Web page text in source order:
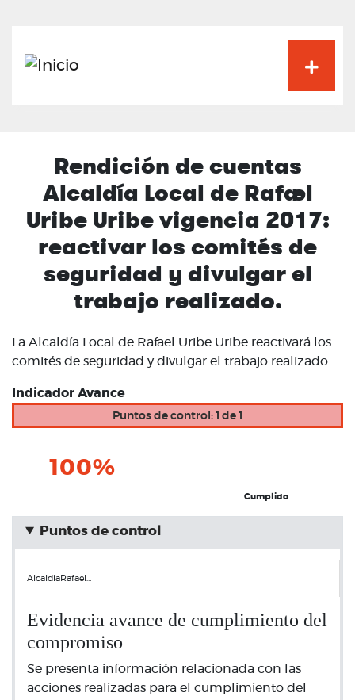
Rendición de cuentas
Alcaldía Local de Rafael
Uribe Uribe vigencia 2017:
reactivar los comités de
seguridad y divulgar el
trabajo realizado.
La Alcaldía Local de Rafael Uribe Uribe reactivará los
comités de seguridad y divulgar el trabajo realizado.
Indicador Avance
Puntos de control: 1 de 1
100%
Cumplido
Puntos de control
AlcaldiaRafael…
Evidencia avance de cumplimiento del
compromiso
Se presenta información relacionada con las
acciones realizadas para el cumplimiento del